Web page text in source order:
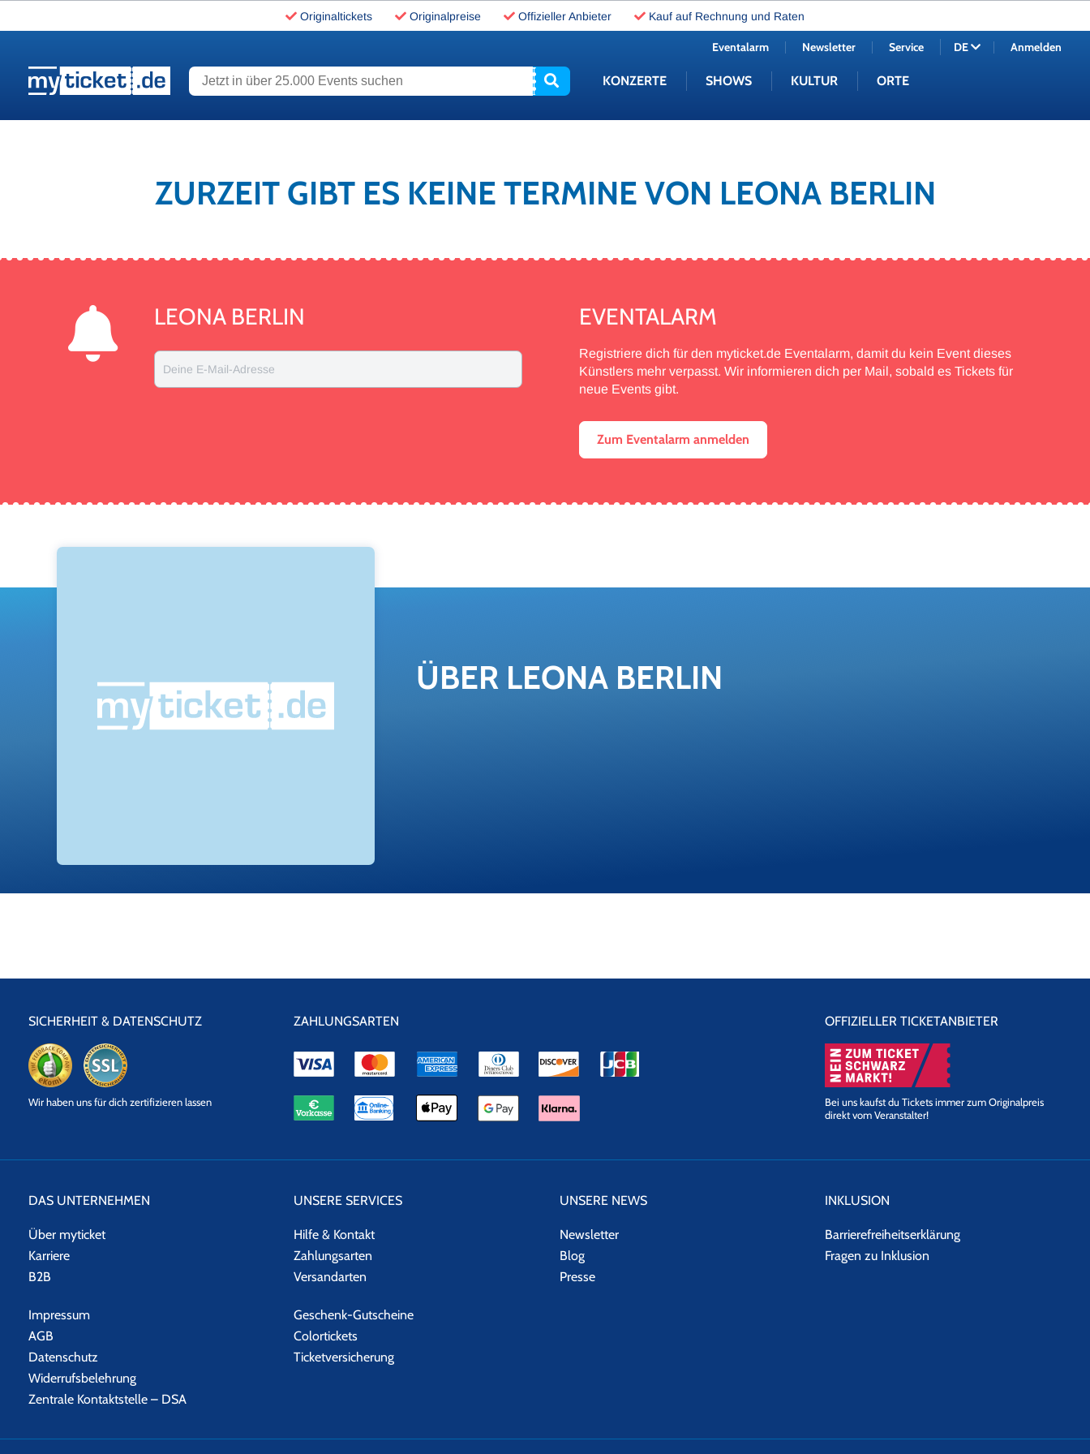
Originaltickets Originalpreise Offizieller Anbieter Kauf auf Rechnung und Raten
Jetzt in über 25.000 Events suchen KONZERTE SHOWS KULTUR ORTE
Eventalarm Newsletter Service DE Anmelden
ZURZEIT GIBT ES KEINE TERMINE VON LEONA BERLIN
LEONA BERLIN
Deine E-Mail-Adresse
EVENTALARM
Registriere dich für den myticket.de Eventalarm, damit du kein Event dieses
Künstlers mehr verpasst. Wir informieren dich per Mail, sobald es Tickets für
neue Events gibt.
Zum Eventalarm anmelden
ÜBER LEONA BER­LIN
SICHERHEIT & DATENSCHUTZ
Datensicherheit
Wir haben uns für dich zertifizieren lassen
ZAHLUNGSARTEN OFFIZIELLER TICKETANBIETER
Bei uns kaufst du Tickets immer zum Originalpreis
direkt vom Veranstalter!
DAS UNTERNEHMEN
Über myticket
Karriere
B2B
Impressum
AGB
Datenschutz
Widerrufsbelehrung
Zentrale Kontaktstelle – DSA
UNSERE SERVICES
Hilfe & Kontakt
Zahlungsarten
Versandarten
Geschenk-Gutscheine
Colortickets
Ticketversicherung
UNSERE NEWS
Newsletter
Blog
Presse
INKLUSION
Barrierefreiheitserklärung
Fragen zu Inklusion